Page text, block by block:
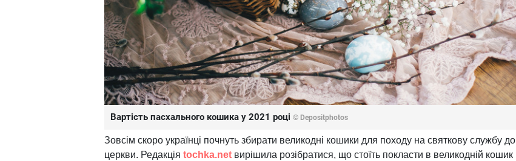
Вартість пасхального кошика у 2021 році © Depositphotos
Зовсім скоро українці почнуть збирати великодні кошики для походу на святкову службу до
церкви. Редакція tochka.net вирішила розібратися, що стоїть покласти в великодній кошик